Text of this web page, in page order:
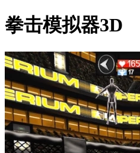
拳击模拟器3D